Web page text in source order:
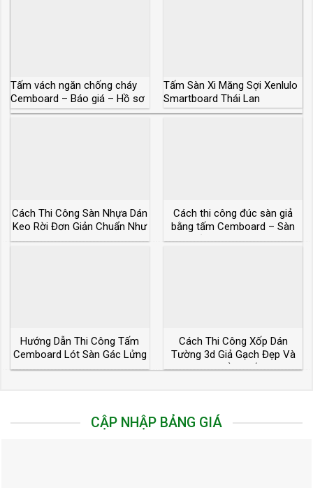
Tấm vách ngăn chống cháy
Cemboard – Báo giá – Hồ sơ
kỹ thuật
Tấm Sàn Xi Măng Sợi Xenlulo
Smartboard Thái Lan
Cách Thi Công Sàn Nhựa Dán
Keo Rời Đơn Giản Chuẩn Như
Thợ
Cách thi công đúc sàn giả
bằng tấm Cemboard – Sàn
đúc giả chịu lực bao nhiêu?
Hướng Dẫn Thi Công Tấm
Cemboard Lót Sàn Gác Lửng
– Nhà Thép
Cách Thi Công Xốp Dán
Tường 3d Giả Gạch Đẹp Và
Chuẩn Nhất
CẬP NHẬP BẢNG GIÁ